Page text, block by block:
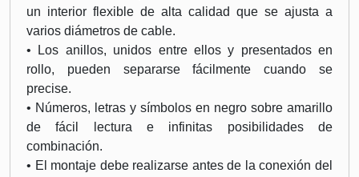
un interior flexible de alta calidad que se ajusta a
varios diámetros de cable.
• Los anillos, unidos entre ellos y presentados en
rollo, pueden separarse fácilmente cuando se
precise.
• Números, letras y símbolos en negro sobre amarillo
de fácil lectura e infinitas posibilidades de
combinación.
• El montaje debe realizarse antes de la conexión del